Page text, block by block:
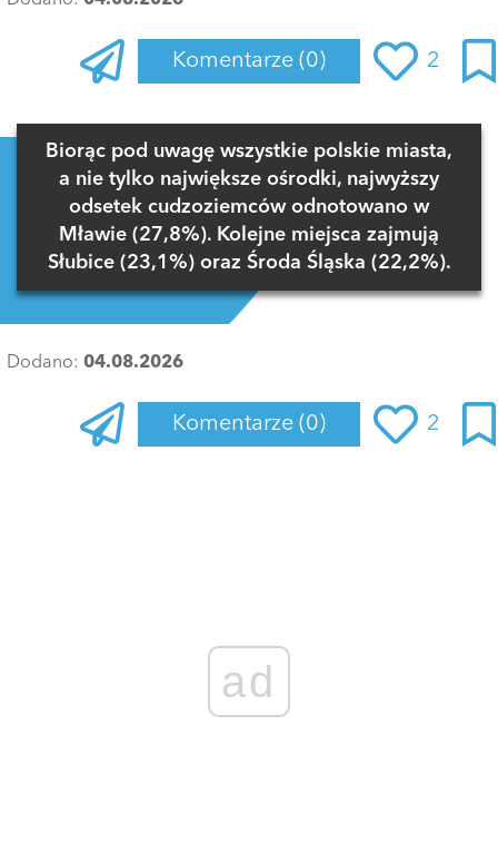
Komentarze (0) 2
Zaloguj się, aby dodać komentarz
Biorąc pod uwagę wszystkie polskie miasta,
a nie tylko największe ośrodki, najwyższy
odsetek cudzoziemców odnotowano w
Mławie (27,8%). Kolejne miejsca zajmują
Słubice (23,1%) oraz Środa Śląska (22,2%).
Dodano: 04.08.2026
Komentarze (0) 2
ad